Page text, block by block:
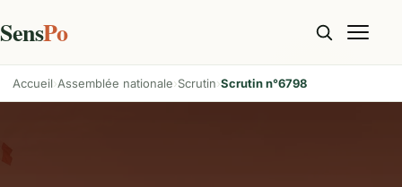
SensPo
Accueil Assemblée nationale Scrutin Scrutin n°6798